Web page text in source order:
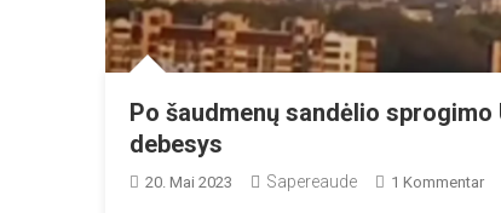
Po šaudmenų sandėlio
debesys
20. Mai 2023 Sapereaude 1 KommentarZu